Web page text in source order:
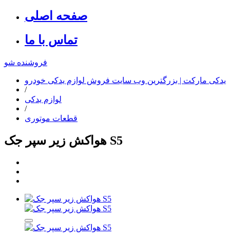
صفحه اصلی
تماس با ما
فروشنده شو
یدکی مارکت | بزرگترین وب سایت فروش لوازم یدکی خودرو
/
لوازم یدکی
/
قطعات موتوری
هواکش زیر سپر جک S5